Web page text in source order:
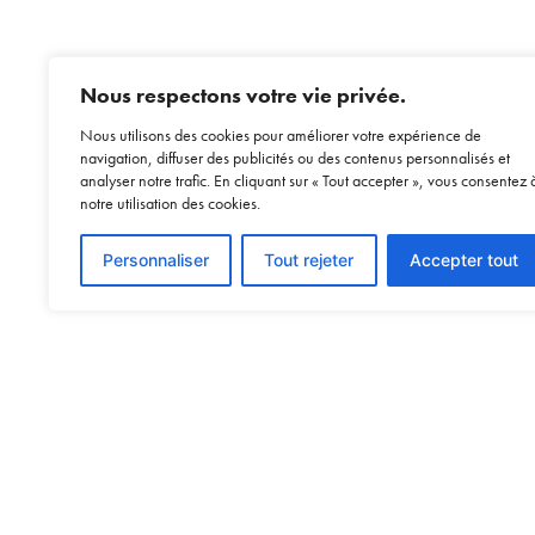
Nous respectons votre vie privée.
Nous utilisons des cookies pour améliorer votre expérience de
navigation, diffuser des publicités ou des contenus personnalisés et
analyser notre trafic. En cliquant sur « Tout accepter », vous consentez
notre utilisation des cookies.
Personnaliser Tout rejeter Accepter tout